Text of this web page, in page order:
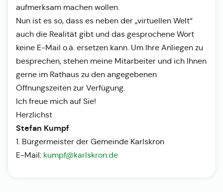
aufmerksam machen wollen.
Nun ist es so, dass es neben der „virtuellen Welt“
auch die Realität gibt und das gesprochene Wort
keine E-Mail o.ä. ersetzen kann. Um Ihre Anliegen zu
besprechen, stehen meine Mitarbeiter und ich Ihnen
gerne im Rathaus zu den angegebenen
Öffnungszeiten zur Verfügung.
Ich freue mich auf Sie!
Herzlichst
Stefan Kumpf
1. Bürgermeister der Gemeinde Karlskron
E-Mail: kumpf@karlskron.de